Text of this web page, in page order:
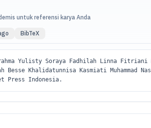
untuk referensi karya Anda
BibTeX
Yulisty Soraya Fadhilah Linna Fitriani
Besse Khalidatunnisa Kasmiati Muhammad
Press Indonesia.